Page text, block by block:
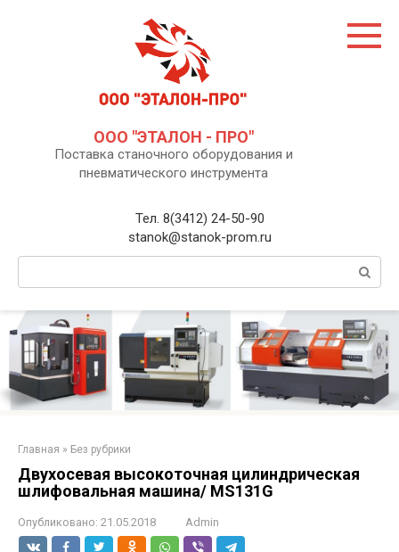
ООО "ЭТАЛОН - ПРО"
Поставка станочного оборудования и
пневматического инструмента
Тел. 8(3412) 24-50-90
stanok@stanok-prom.ru
Главная » Без рубрики
Двухосевая высокоточная цилиндрическая
шлифовальная машина/ MS131G
Опубликовано: 21.05.2018 Admin